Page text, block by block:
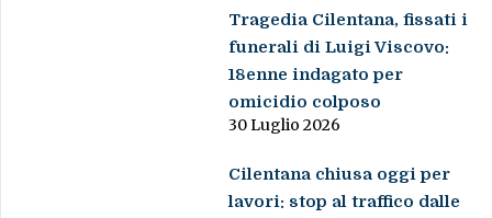
Tragedia Cilentana, fissati i
funerali di Luigi Viscovo:
18enne indagato per
omicidio colposo
30 Luglio 2026
Cilentana chiusa oggi per
lavori: stop al traffico dalle